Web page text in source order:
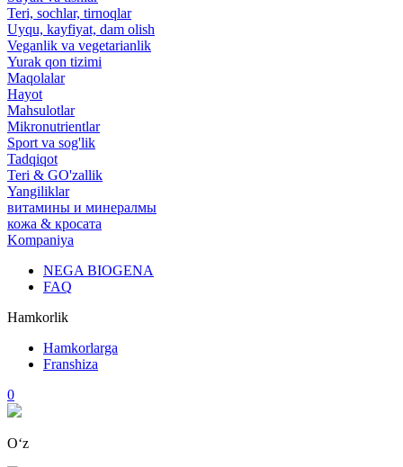
Teri, sochlar, tirnoqlar
Uyqu, kayfiyat, dam olish
Veganlik va vegetarianlik
Yurak qon tizimi
Maqolalar
Hayot
Mahsulotlar
Mikronutrientlar
Sport va sog'lik
Tadqiqot
Teri & GO'zallik
Yangiliklar
витамины и минералмы
кожа & кросата
Kompaniya
NEGA BIOGENA
FAQ
Hamkorlik
Hamkorlarga
Franshiza
0
Oʻz